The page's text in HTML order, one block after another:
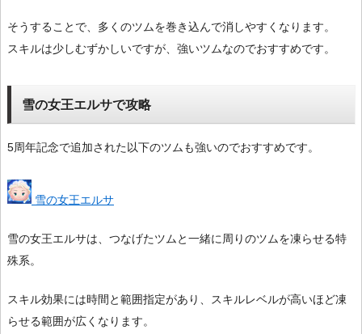
そうすることで、多くのツムを巻き込んで消しやすくなります。
スキルは少しむずかしいですが、強いツムなのでおすすめです。
雪の女王エルサで攻略
5周年記念で追加された以下のツムも強いのでおすすめです。
雪の女王エルサ
雪の女王エルサは、つなげたツムと一緒に周りのツムを凍らせる特
殊系。
スキル効果には時間と範囲指定があり、スキルレベルが高いほど凍
らせる範囲が広くなります。